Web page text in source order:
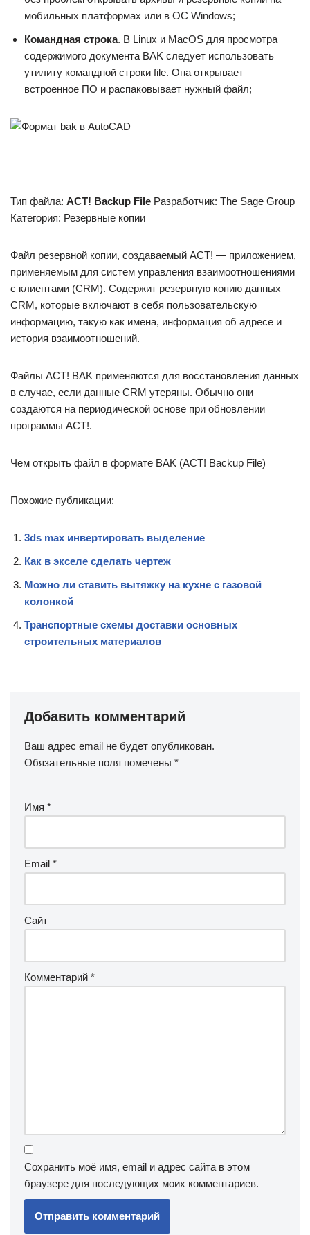
мобильных платформах или в ОС Windows;
Командная строка. В Linux и MacOS для просмотра
содержимого документа BAK следует использовать
утилиту командной строки file. Она открывает
встроенное ПО и распаковывает нужный файл;
Тип файла: ACT! Backup File Разработчик: The Sage Group
Категория: Резервные копии
Файл резервной копии, создаваемый ACT! — приложением,
применяемым для систем управления взаимоотношениями
с клиентами (CRM). Содержит резервную копию данных
CRM, которые включают в себя пользовательскую
информацию, такую как имена, информация об адресе и
история взаимоотношений.
Файлы ACT! BAK применяются для восстановления данных
в случае, если данные CRM утеряны. Обычно они
создаются на периодической основе при обновлении
программы ACT!.
Чем открыть файл в формате BAK (ACT! Backup File)
Похожие публикации:
3ds max инвертировать выделение
Как в экселе сделать чертеж
Можно ли ставить вытяжку на кухне с газовой
колонкой
Транспортные схемы доставки основных
строительных материалов
Добавить комментарий
Ваш адрес email не будет опубликован.
Обязательные поля помечены *
Имя *
Email *
Сайт
Комментарий *
Сохранить моё имя, email и адрес сайта в этом
браузере для последующих моих комментариев.